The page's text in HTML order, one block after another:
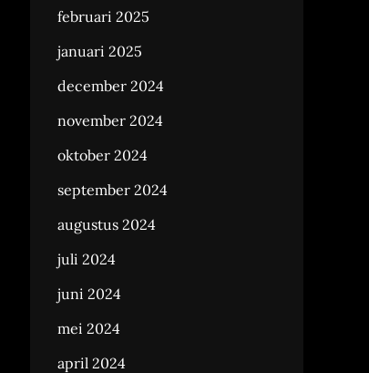
februari 2025
januari 2025
december 2024
november 2024
oktober 2024
september 2024
augustus 2024
juli 2024
juni 2024
mei 2024
april 2024